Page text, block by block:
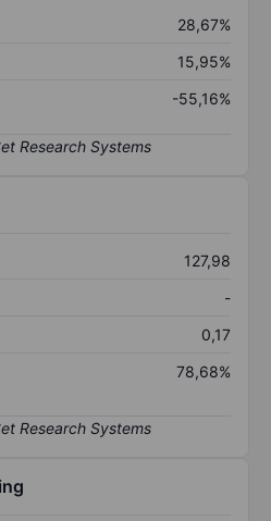
28,67%
15,95%
-55,16%
127,98
-
0,17
78,68%